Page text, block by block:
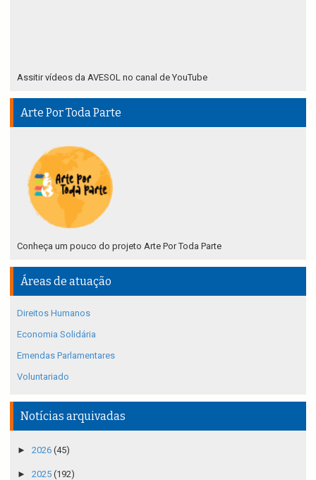
Assitir vídeos da AVESOL no canal de YouTube
Arte Por Toda Parte
Conheça um pouco do projeto Arte Por Toda Parte
Áreas de atuação
Direitos Humanos
Economia Solidária
Emendas Parlamentares
Voluntariado
Notícias arquivadas
► 2026 (45)
► 2025 (192)